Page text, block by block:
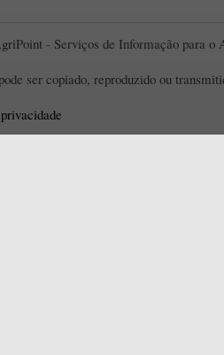
- Serviços de Informação para o
ser copiado, reproduzido ou